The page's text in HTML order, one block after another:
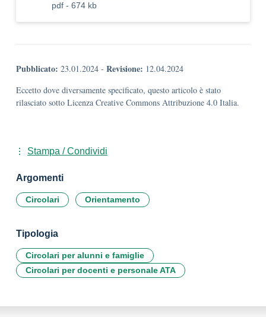
pdf - 674 kb
Pubblicato: 23.01.2024 - Revisione: 12.04.2024
Eccetto dove diversamente specificato, questo articolo è stato
rilasciato sotto Licenza Creative Commons Attribuzione 4.0 Italia.
Stampa / Condividi
Argomenti
Circolari Orientamento
Tipologia
Circolari per alunni e famiglie
Circolari per docenti e personale ATA